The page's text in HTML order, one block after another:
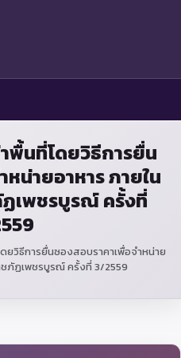
าพื้นที่โดยวิธีการยื่น
น่ายอาหาร ภายใน
เพชรบูรณ์ ครั้งที่
ดยวิธีการยื่นซองสอบราคาเพื่อจำหน่าย
ชภัฏเพชรบูรณ์ ครั้งที่ 3/2559